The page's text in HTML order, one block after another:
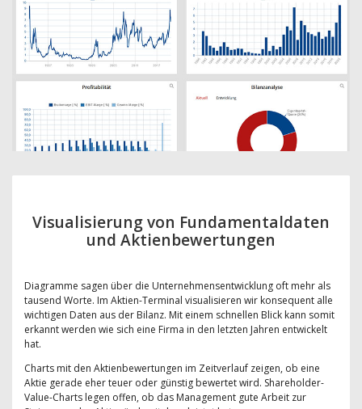
Visualisierung von Fundamentaldaten
und Aktienbewertungen
Diagramme sagen über die Unternehmensentwicklung oft mehr als
tausend Worte. Im Aktien-Terminal visualisieren wir konsequent alle
wichtigen Daten aus der Bilanz. Mit einem schnellen Blick kann somit
erkannt werden wie sich eine Firma in den letzten Jahren entwickelt
hat.
Charts mit den Aktienbewertungen im Zeitverlauf zeigen, ob eine
Aktie gerade eher teuer oder günstig bewertet wird. Shareholder-
Value-Charts legen offen, ob das Management gute Arbeit zur